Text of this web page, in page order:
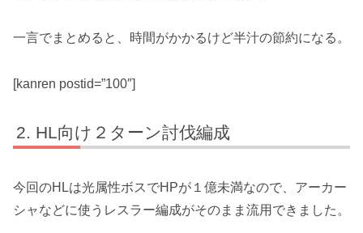
一言でまとめると、時間がかかるけど半汁の節約になる。
[kanren postid=”100″]
HL向け２ターン討伐編成
今回のHLは光属性ボスでHPが１億未満なので、アーカー
シャなどに使うレスラー編成がそのまま流用できました。